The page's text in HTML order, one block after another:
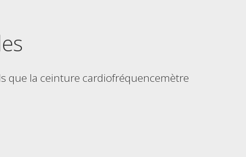
que la ceinture cardiofréquencemètre